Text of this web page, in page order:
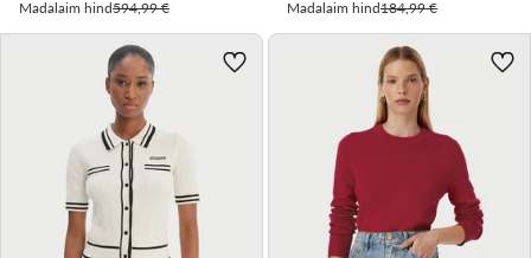
Madalaim hind594,99 €
Madalaim hind184,99 €